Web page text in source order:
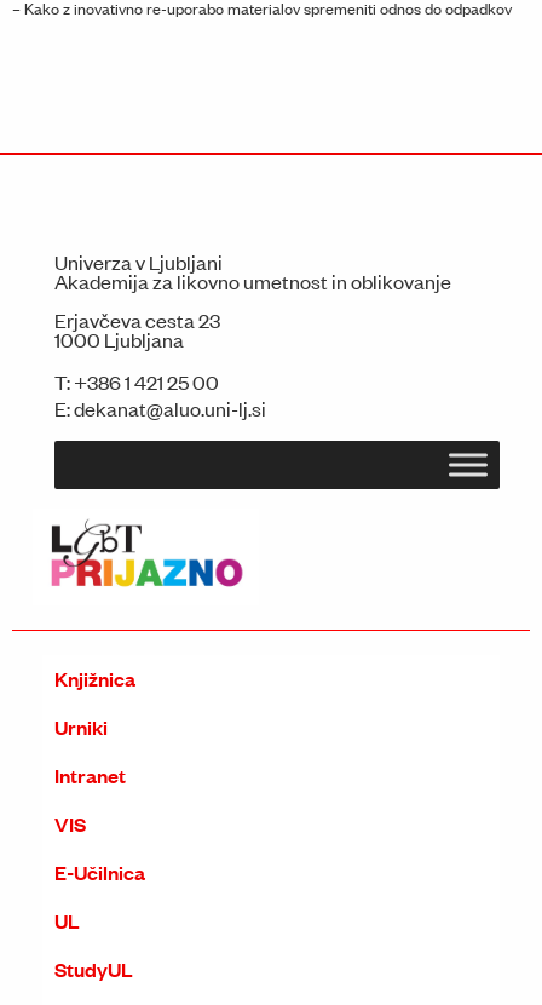
– Kako z inovativno re-uporabo materialov spremeniti odnos do odpadkov
Univerza v Ljubljani
Akademija za likovno umetnost in oblikovanje
Erjavčeva cesta 23
1000 Ljubljana
T:+386 1 421 25 00
E:dekanat@aluo.uni-lj.si
Knjižnica
Urniki
Intranet
VIS
E-Učilnica
UL
StudyUL